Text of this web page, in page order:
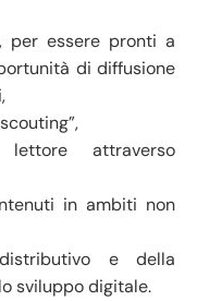
per essere pronti a
di diffusione
attraverso
in ambiti non
e della
sviluppo digitale.